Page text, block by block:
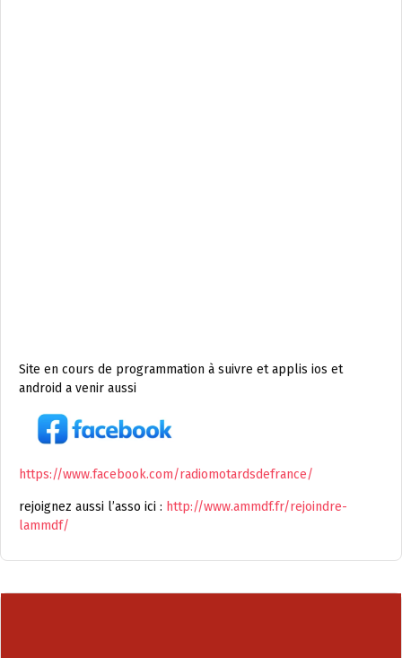
Site en cours de programmation à suivre et applis ios et
android a venir aussi
https://www.facebook.com/radiomotardsdefrance/
rejoignez aussi l’asso ici : http://www.ammdf.fr/rejoindre-
lammdf/